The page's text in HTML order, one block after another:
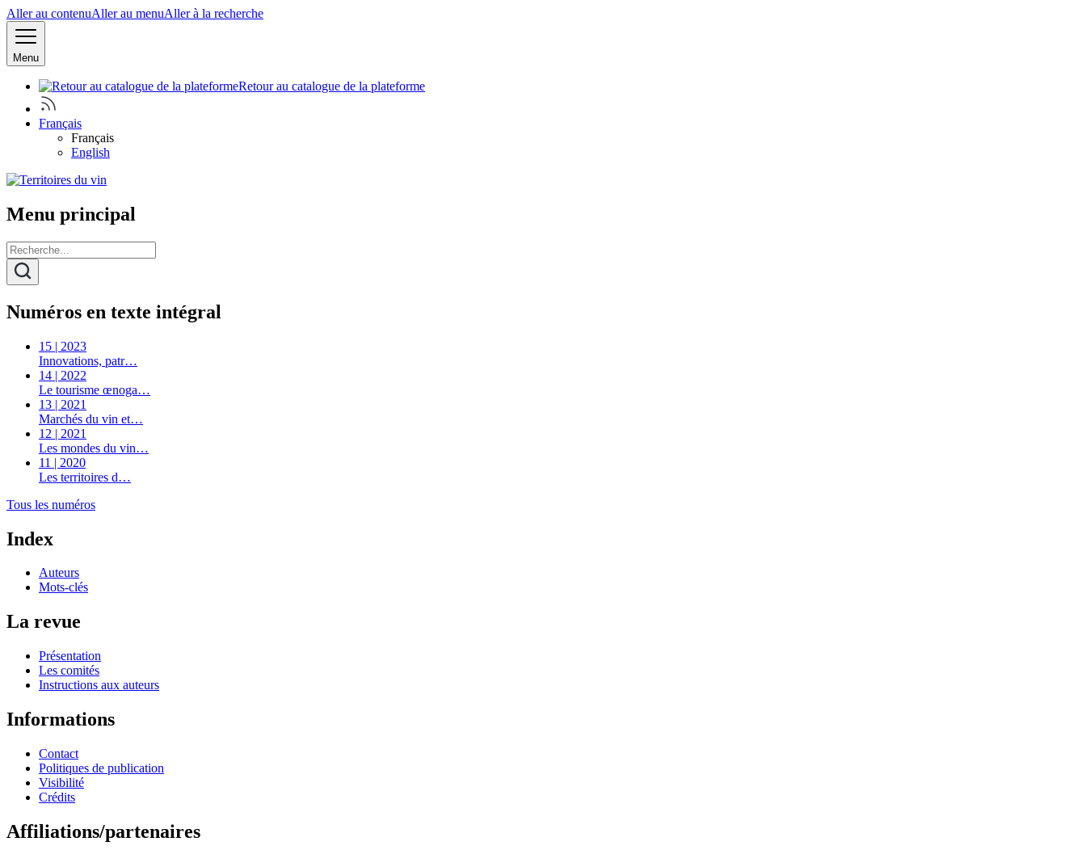
Aller au contenuAller au menuAller à la recherche
Menu
Retour au catalogue de la plateforme
Français
Français
English
Menu principal
Numéros en texte intégral
15 | 2023
Innovations, patr…
14 | 2022
Le tourisme œnoga…
13 | 2021
Marchés du vin et…
12 | 2021
Les mondes du vin…
11 | 2020
Les territoires d…
Tous les numéros
Index
Auteurs
Mots-clés
La revue
Présentation
Les comités
Instructions aux auteurs
Informations
Contact
Politiques de publication
Visibilité
Crédits
Affiliations/partenaires